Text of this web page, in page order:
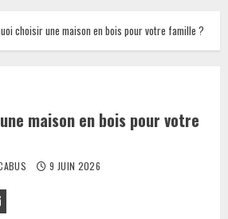
choisir une maison en bois pour votre famille ?
maison en bois pour votre
9 JUIN 2026